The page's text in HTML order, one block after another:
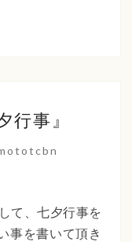
事』
て、七夕行事を
事を書いて頂き